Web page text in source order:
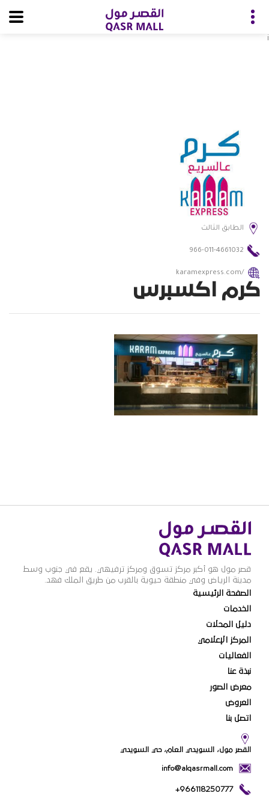
i
الطابق الثالث
966-011-4661032
karamexpress.com/
كرم اكسبرس
قصر مول هو أكبر مركز تسوق ومركز ترفيهي. يقع في جنوب وسط
مدينة الرياض وفي منطقة حيوية بالقرب من طريق الملك فهد.
الصفحة الرئيسية
الخدمات
دليل المحلات
المركز الإعلامي
الفعاليات
نبذة عنا
معرض الصور
العروض
اتصل بنا
القصر مول، السويدي العام، حي السويدي
info@alqasrmall.com
+966118250777